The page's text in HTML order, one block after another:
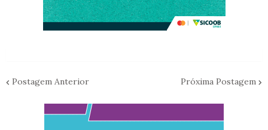
Postagem Anterior Próxima Postagem